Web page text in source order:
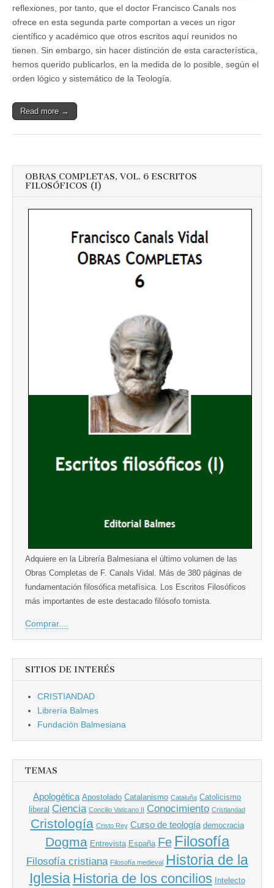
reflexiones, por tanto, que el doctor Francisco Canals nos
ofrece en esta segunda parte comportan a veces un rigor
científico y académico que otros escritos aquí reunidos no
tienen. Sin embargo, sin hacer distinción de esta característica,
hemos querido publicarlos, en la medida de lo posible, según el
orden lógico y sistemático de la Teología.
Read more →
OBRAS COMPLETAS, VOL. 6 ESCRITOS
FILOSÓFICOS (I)
Adquiere en la Librería Balmesiana el último volumen de las
Obras Completas de F. Canals Vidal. Más de 380 páginas de
fundamentación filosófica metafísica. Los Escritos Filosóficos
más importantes de este destacado filósofo tomista.
Comprar....
SITIOS DE INTERÉS
CRISTIANDAD
Librería Balmes
Fundación Balmesiana
TEMAS
Apologética Apostolado Catalanismo Cataluña Catolicismo
liberal Ciencia Concilio Vaticano II Conocimiento Cristiandad
Cristología Cristo Rey Curso de teología democracia
Dogma Entrevista España Fe Filosofía
Filosofía cristiana Filosofía medieval Historia de la
Iglesia Historia de los concilios Intelecto